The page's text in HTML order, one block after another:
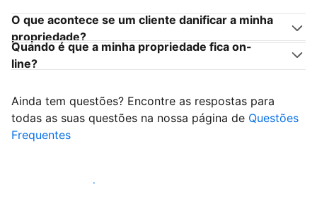
O que acontece se um cliente danificar a minha
propriedade?
Quando é que a minha propriedade fica on-
line?
Ainda tem questões? Encontre as respostas para
todas as suas questões na nossa página de Questões
Frequentes
Comece a receber clientes